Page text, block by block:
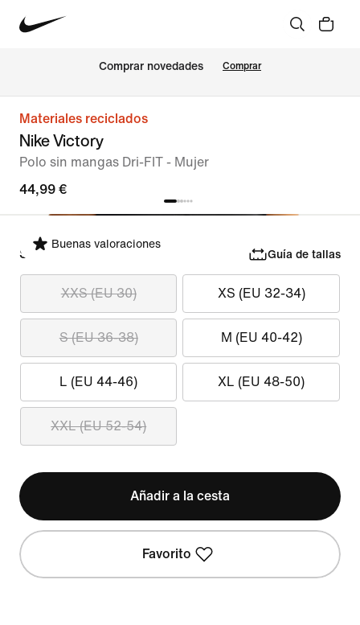
Comprar novedades Comprar
Materiales reciclados
Nike Victory
Polo sin mangas Dri-FIT - Mujer
44,99 €
Buenas valoraciones
Selecciona tu talla Guía de tallas
XXS (EU 30) XS (EU 32-34)
S (EU 36-38) M (EU 40-42)
L (EU 44-46) XL (EU 48-50)
XXL (EU 52-54)
Añadir a la cesta
Favorito